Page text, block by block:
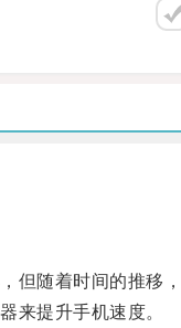
随着时间的推移，
提升手机速度。